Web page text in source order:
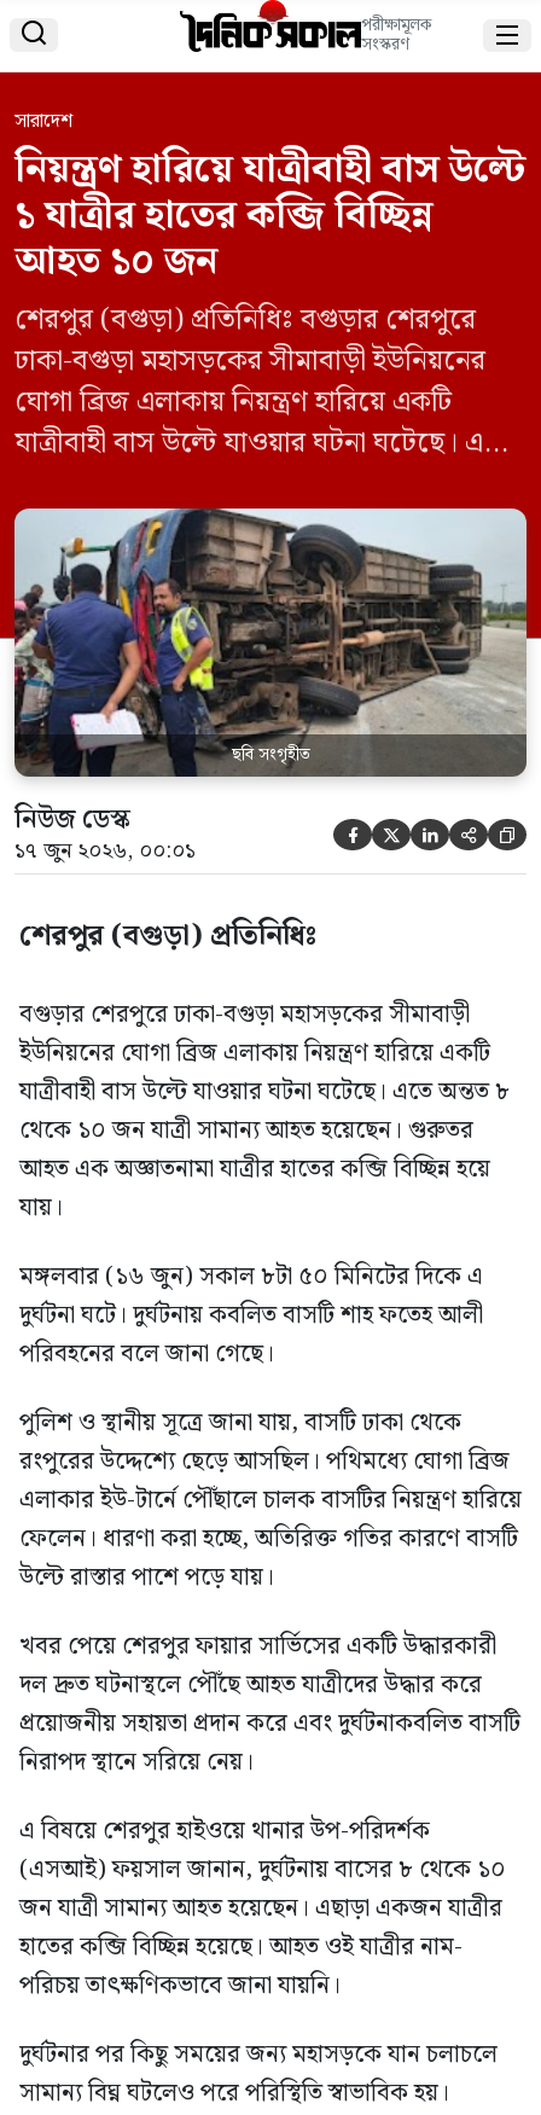
 পরীক্ষামূলক
সংস্করণ 
সারাদেশ
নিয়ন্ত্রণ হারিয়ে যাত্রীবাহী বাস উল্টে
১ যাত্রীর হাতের কব্জি বিচ্ছিন্ন
আহত ১০ জন
শেরপুর (বগুড়া) প্রতিনিধিঃ বগুড়ার শেরপুরে
ঢাকা-বগুড়া মহাসড়কের সীমাবাড়ী ইউনিয়নের
ঘোগা ব্রিজ এলাকায় নিয়ন্ত্রণ হারিয়ে একটি
যাত্রীবাহী বাস উল্টে যাওয়ার ঘটনা ঘটেছে। এতে
হয়েছেন। গুরুতর আহত এক অজ্ঞাতনামা যাত্রীর
হাতের কব্জি বিচ্ছিন্ন হয়ে যায়। মঙ্গলবার (১৬
জুন) সকাল ৮টা ৫০ মিনিটের দিকে এ দুর্ঘটনা
ঘটে। দুর্ঘটনায় কবলিত বাসটি […]
ছবি সংগৃহীত
নিউজ ডেস্ক
১৭ জুন ২০২৬, ০০:০১     
শেরপুর (বগুড়া) প্রতিনিধিঃ
বগুড়ার শেরপুরে ঢাকা-বগুড়া মহাসড়কের সীমাবাড়ী
ইউনিয়নের ঘোগা ব্রিজ এলাকায় নিয়ন্ত্রণ হারিয়ে একটি
যাত্রীবাহী বাস উল্টে যাওয়ার ঘটনা ঘটেছে। এতে অন্তত ৮
থেকে ১০ জন যাত্রী সামান্য আহত হয়েছেন। গুরুতর
আহত এক অজ্ঞাতনামা যাত্রীর হাতের কব্জি বিচ্ছিন্ন হয়ে
যায়।
মঙ্গলবার (১৬ জুন) সকাল ৮টা ৫০ মিনিটের দিকে এ
দুর্ঘটনা ঘটে। দুর্ঘটনায় কবলিত বাসটি শাহ ফতেহ আলী
পরিবহনের বলে জানা গেছে।
পুলিশ ও স্থানীয় সূত্রে জানা যায়, বাসটি ঢাকা থেকে
রংপুরের উদ্দেশ্যে ছেড়ে আসছিল। পথিমধ্যে ঘোগা ব্রিজ
এলাকার ইউ-টার্নে পৌঁছালে চালক বাসটির নিয়ন্ত্রণ হারিয়ে
ফেলেন। ধারণা করা হচ্ছে, অতিরিক্ত গতির কারণে বাসটি
উল্টে রাস্তার পাশে পড়ে যায়।
খবর পেয়ে শেরপুর ফায়ার সার্ভিসের একটি উদ্ধারকারী
দল দ্রুত ঘটনাস্থলে পৌঁছে আহত যাত্রীদের উদ্ধার করে
প্রয়োজনীয় সহায়তা প্রদান করে এবং দুর্ঘটনাকবলিত বাসটি
নিরাপদ স্থানে সরিয়ে নেয়।
এ বিষয়ে শেরপুর হাইওয়ে থানার উপ-পরিদর্শক
(এসআই) ফয়সাল জানান, দুর্ঘটনায় বাসের ৮ থেকে ১০
জন যাত্রী সামান্য আহত হয়েছেন। এছাড়া একজন যাত্রীর
হাতের কব্জি বিচ্ছিন্ন হয়েছে। আহত ওই যাত্রীর নাম-
পরিচয় তাৎক্ষণিকভাবে জানা যায়নি।
দুর্ঘটনার পর কিছু সময়ের জন্য মহাসড়কে যান চলাচলে
সামান্য বিঘ্ন ঘটলেও পরে পরিস্থিতি স্বাভাবিক হয়।